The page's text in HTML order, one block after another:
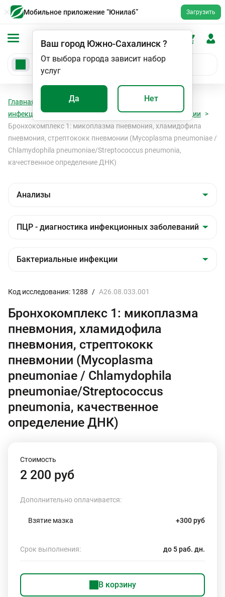
Мобильное приложение “Юнилаб” Загрузить
Ваш город Южно-Сахалинск?
От выбора города зависит набор
услуг
Да Нет
Главная Анализы
ПЦР - диагностика
инфекционных заболеваний
Бактериальные инфекции
Бронхокомплекс 1: микоплазма пневмония, хламидофила
пневмония, стрептококк пневмонии (Mycoplasma pneumoniae /
Chlamydophila pneumoniae/Streptococcus pneumonia,
качественное определение ДНК)
Код исследования: 1288 / A26.08.033.001
Бронхокомплекс 1: микоплазма
пневмония, хламидофила
пневмония, стрептококк
пневмонии (Mycoplasma
pneumoniae / Chlamydophila
pneumoniae/Streptococcus
pneumonia, качественное
определение ДНК)
Стоимость
2 200 руб
Дополнительно оплачивается:
Взятие мазка +300 руб
Срок выполнения: до 5 раб. дн.
В корзину